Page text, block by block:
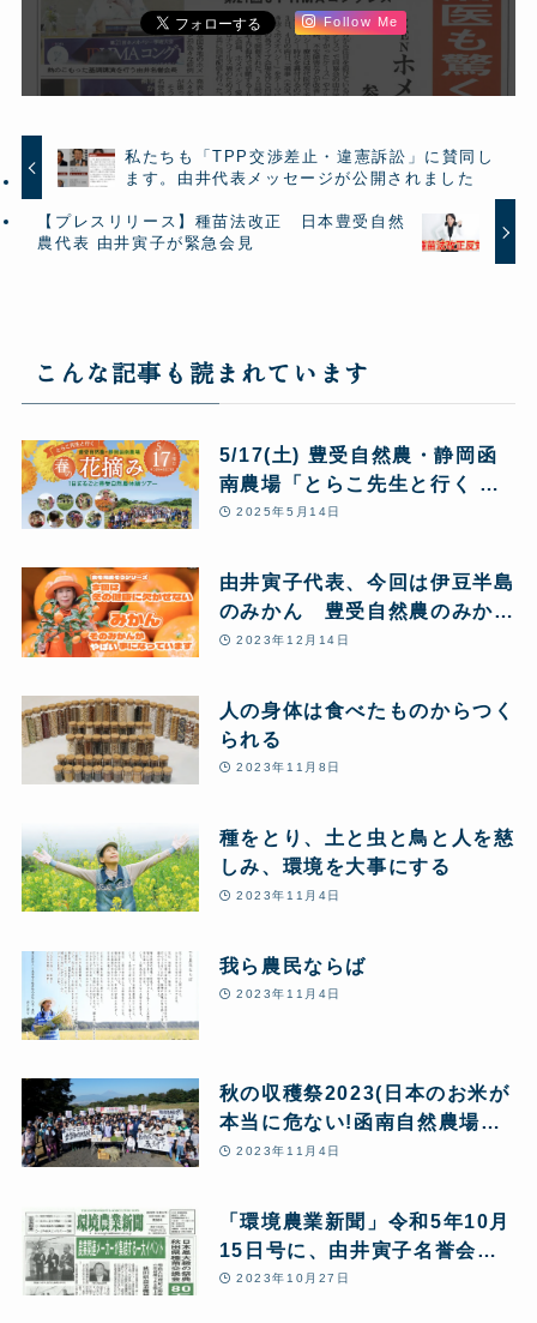
Follow Me
私たちも「TPP交渉差止・違憲訴訟」に賛同し
ます。由井代表メッセージが公開されました
【プレスリリース】種苗法改正 日本豊受自然
農代表 由井寅子が緊急会見
こんな記事も読まれています
5/17(土) 豊受自然農・静岡函
南農場「とらこ先生と行く 春
の花摘みツアー」1日まるごと
2025年5月14日
由井寅子代表、今回は伊豆半島
のみかん 豊受自然農のみかん
農場からお送りします♪
2023年12月14日
人の身体は食べたものからつく
られる
2023年11月8日
種をとり、土と虫と鳥と人を慈
しみ、環境を大事にする
2023年11月4日
我ら農民ならば
2023年11月4日
秋の収穫祭2023(日本のお米が
本当に危ない!函南自然農場か
ら緊急アピールを行いました)
2023年11月4日
「環境農業新聞」令和5年10月
15日号に、由井寅子名誉会長
の「改めて問う!あきたこまち
2023年10月27日